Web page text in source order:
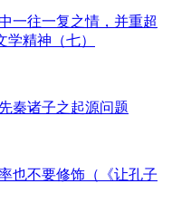
一往一复之情，并重超
精神（七）
秦诸子之起源问题
也不要修饰（《让孔子